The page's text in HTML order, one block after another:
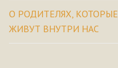
О РОДИТЕЛЯХ, КОТОРЫЕ
ЖИВУТ ВНУТРИ НАС